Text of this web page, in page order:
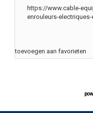
https://www.cable-
enrouleurs-
toevoegen aan favorieten